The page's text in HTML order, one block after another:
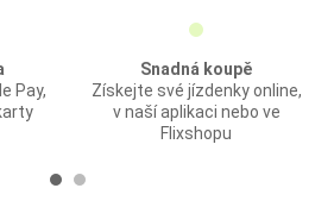
Pay,
Snadná koupě
Získejte své jízdenky online,
v naší aplikaci nebo ve
Flixshopu